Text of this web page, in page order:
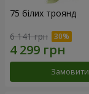
75 білих троянд
6 141 грн
Замовити